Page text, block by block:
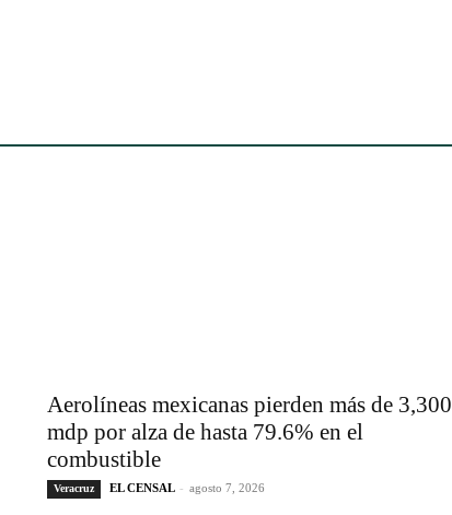
Aerolíneas mexicanas pierden más de 3,300
mdp por alza de hasta 79.6% en el
combustible
Veracruz EL CENSAL - agosto 7, 2026